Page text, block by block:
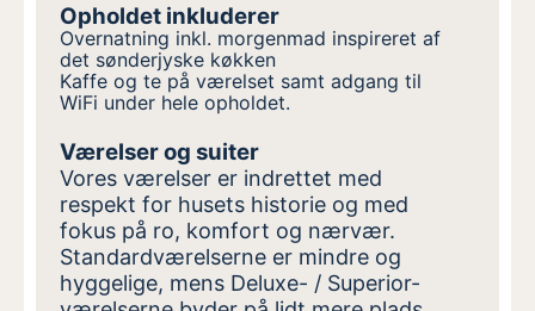
Opholdet inkluderer
Overnatning inkl. morgenmad inspireret af
det sønderjyske køkken
Kaffe og te på værelset samt adgang til
WiFi under hele opholdet.
Værelser og suiter
Vores værelser er indrettet med
respekt for husets historie og med
fokus på ro, komfort og nærvær.
Standardværelserne er mindre og
hyggelige, mens Deluxe- / Superior-